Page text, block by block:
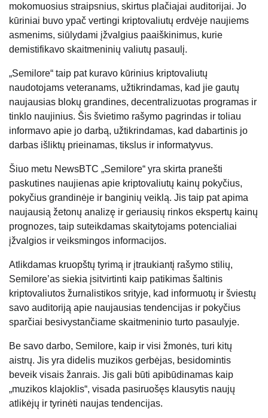
mokomuosius straipsnius, skirtus plačiajai auditorijai. Jo
kūriniai buvo ypač vertingi kriptovaliutų erdvėje naujiems
asmenims, siūlydami įžvalgius paaiškinimus, kurie
demistifikavo skaitmeninių valiutų pasaulį.
„Semilore“ taip pat kuravo kūrinius kriptovaliutų
naudotojams veteranams, užtikrindamas, kad jie gautų
naujausias blokų grandines, decentralizuotas programas ir
tinklo naujinius. Šis švietimo rašymo pagrindas ir toliau
informavo apie jo darbą, užtikrindamas, kad dabartinis jo
darbas išliktų prieinamas, tikslus ir informatyvus.
Šiuo metu NewsBTC „Semilore“ yra skirta pranešti
paskutines naujienas apie kriptovaliutų kainų pokyčius,
pokyčius grandinėje ir banginių veiklą. Jis taip pat apima
naujausią žetonų analizę ir geriausių rinkos ekspertų kainų
prognozes, taip suteikdamas skaitytojams potencialiai
įžvalgios ir veiksmingos informacijos.
Atlikdamas kruopštų tyrimą ir įtraukiantį rašymo stilių,
Semilore’as siekia įsitvirtinti kaip patikimas šaltinis
kriptovaliutos žurnalistikos srityje, kad informuotų ir šviestų
savo auditoriją apie naujausias tendencijas ir pokyčius
sparčiai besivystančiame skaitmeninio turto pasaulyje.
Be savo darbo, Semilore, kaip ir visi žmonės, turi kitų
aistrų. Jis yra didelis muzikos gerbėjas, besidomintis
beveik visais žanrais. Jis gali būti apibūdinamas kaip
„muzikos klajoklis“, visada pasiruošęs klausytis naujų
atlikėjų ir tyrinėti naujas tendencijas.